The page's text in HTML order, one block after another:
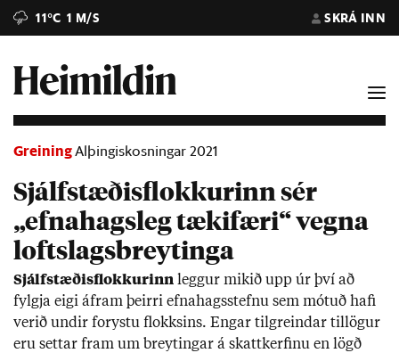
11°C 1 M/S SKRÁ INN
GreiningAlþingiskosningar 2021
Sjálfstæðisflokkurinn sér
„efnahagsleg tækifæri“ vegna
loftslagsbreytinga
Sjálf­stæð­is­flokk­ur­inn legg­ur mik­ið upp úr því að
fylgja eigi áfram þeirri efna­hags­stefnu sem mót­uð hafi
ver­ið und­ir for­ystu flokks­ins. Eng­ar til­greind­ar til­lög­ur
eru sett­ar fram um breyt­ing­ar á skatt­kerf­inu en lögð